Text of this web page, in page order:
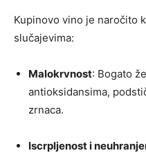
Kupinovo vino je naročito
slučajevima:
Malokrvnost: Bogato
antioksidansima,
zrnaca.
Iscrpljenost i